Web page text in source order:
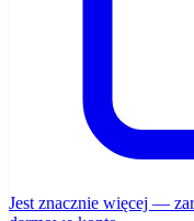
Jest znacznie więcej —